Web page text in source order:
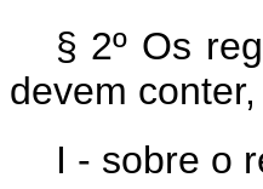
§ 2º Os
devem
I - sobre o